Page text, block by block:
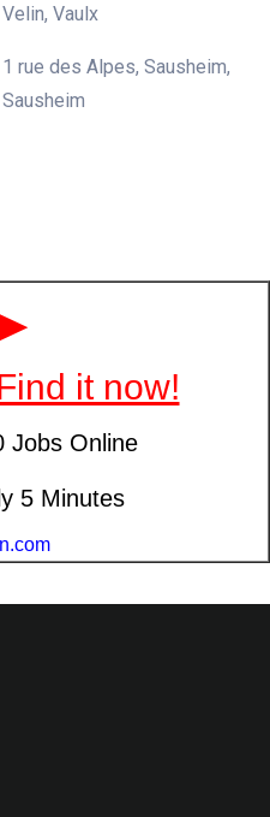
Velin, Vaulx
1 rue des Alpes, Sausheim,
Sausheim